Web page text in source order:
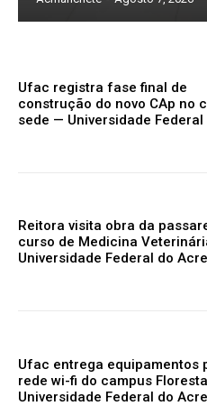
Ufac registra fase final de
construção do novo CAp no
sede — Universidade Federal
Reitora visita obra da
curso de Medicina
Universidade Federal do Acre
Ufac entrega equipamentos
rede wi-fi do campus
Universidade Federal do Acre